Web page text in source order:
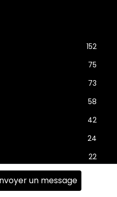
un message
152
75
73
58
42
24
22